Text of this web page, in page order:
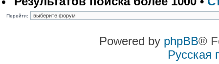
Перейти:
Powered by phpBB®
Русская